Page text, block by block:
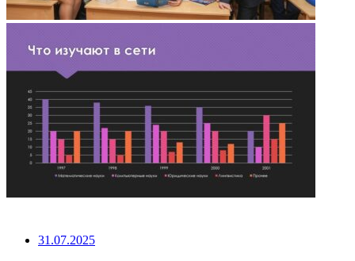
31.07.2025